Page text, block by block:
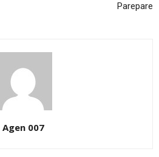
Parepare
Agen 007